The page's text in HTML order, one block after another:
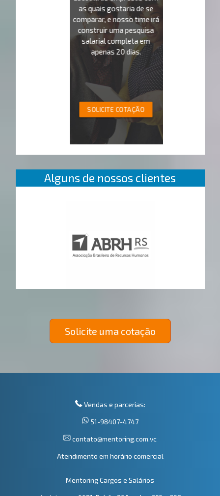
as quais gostaria de se
comparar, e nosso time irá
construir uma pesquisa
salarial completa em
apenas 20 dias.
SOLICITE COTAÇÃO
Alguns de nossos clientes
Solicite uma cotação
Vendas e parcerias:
51-98407-4747
contato@mentoring.com.vc
Atendimento em horário comercial
Mentoring Cargos e Salários